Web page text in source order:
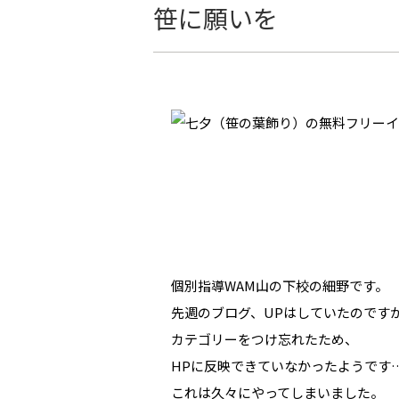
笹に願いを
個別指導WAM山の下校の細野です。
先週のブログ、UPはしていたのですが
カテゴリーをつけ忘れたため、
HPに反映できていなかったようです
これは久々にやってしまいました。